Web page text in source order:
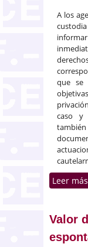
A los
que se
caso y
también
Leer más
Valor